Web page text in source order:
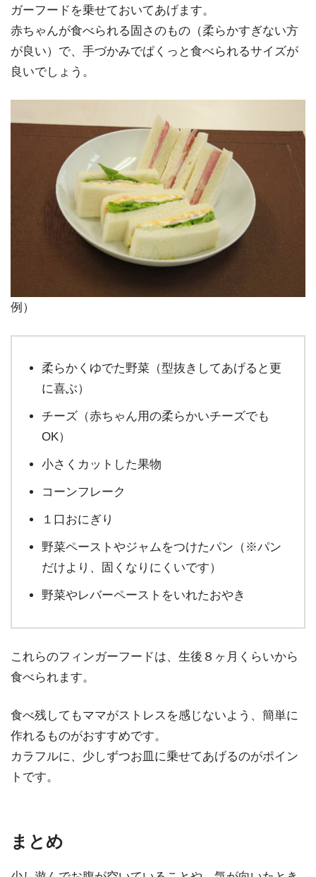
ガーフードを乗せておいてあげます。
赤ちゃんが食べられる固さのもの（柔らかすぎない方
が良い）で、手づかみでぱくっと食べられるサイズが
良いでしょう。
例）
柔らかくゆでた野菜（型抜きしてあげると更
に喜ぶ）
チーズ（赤ちゃん用の柔らかいチーズでも
OK）
小さくカットした果物
コーンフレーク
１口おにぎり
野菜ペーストやジャムをつけたパン（※パン
だけより、固くなりにくいです）
野菜やレバーペーストをいれたおやき
これらのフィンガーフードは、生後８ヶ月くらいから
食べられます。
食べ残してもママがストレスを感じないよう、簡単に
作れるものがおすすめです。
カラフルに、少しずつお皿に乗せてあげるのがポイン
トです。
まとめ